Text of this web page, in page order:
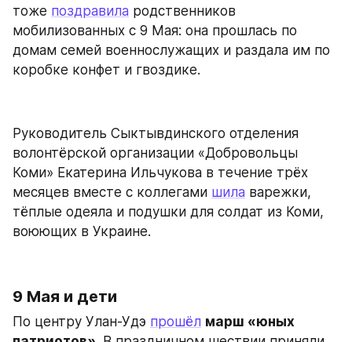
тоже поздравила родственников
мобилизованных с 9 Мая: она прошлась по
домам семей военнослужащих и раздала им по
коробке конфет и гвоздике.
Руководитель Сыктывдинского отделения
волонтёрской организации «Добровольцы
Коми» Екатерина Ильчукова в течение трёх
месяцев вместе с коллегами шила варежки,
тёплые одеяла и подушки для солдат из Коми,
воюющих в Украине.
9 Мая и дети
По центру Улан-Удэ прошёл марш «юных